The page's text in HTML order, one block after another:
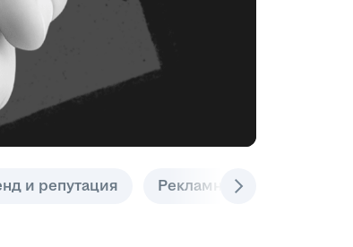
и репутация Рекламные инструменты